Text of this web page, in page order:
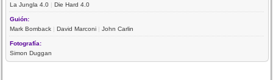
La Jungla 4.0 |Die Hard 4.0
Guión:
Mark Bomback |David Marconi |John Carlin
Fotografía:
Simon Duggan